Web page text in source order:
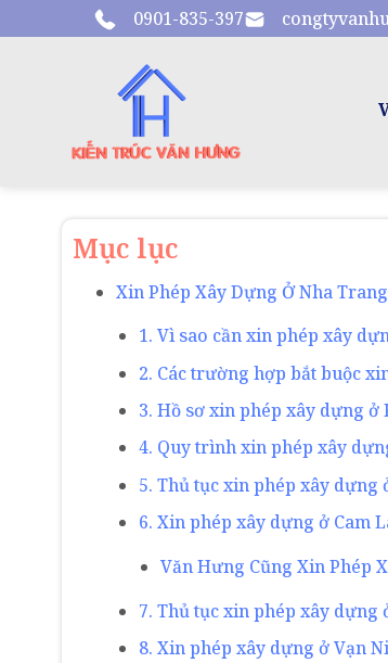
to
0901-835-397
Mục lục
Xin Phép Xây Dựng Ở Nha
1. Vì sao cần xin phép xây
2. Các trường hợp bắt buộc
3. Hồ sơ xin phép xây dựng
4. Quy trình xin phép xây
5. Thủ tục xin phép xây dựng
6. Xin phép xây dựng ở Cam
Văn Hưng Cũng Xin Phép
7. Thủ tục xin phép xây dựng
8. Xin phép xây dựng ở Vạn